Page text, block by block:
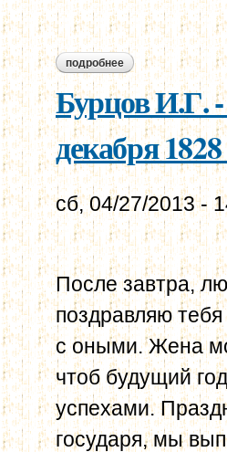
подробнее о бурцов и.г. -
Бурцов И.Г.
декабря 1828
сб, 04/27/2013 -
После завтра,
поздравляю
с оными. Жена
чтоб будущий
успехами.
государя, мы